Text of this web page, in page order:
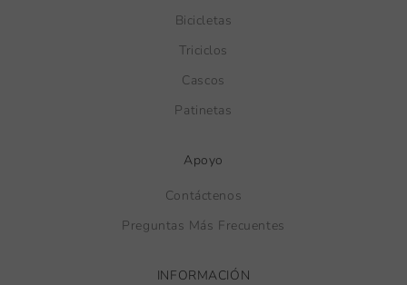
Bicicletas
Triciclos
Cascos
Patinetas
Apoyo
Contáctenos
Preguntas Más Frecuentes
INFORMACIÓN